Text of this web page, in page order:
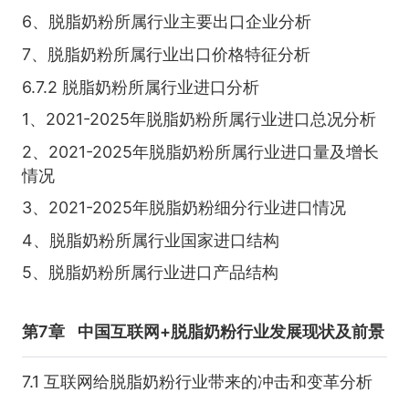
6、脱脂奶粉所属行业主要出口企业分析
7、脱脂奶粉所属行业出口价格特征分析
6.7.2 脱脂奶粉所属行业进口分析
1、2021-2025年脱脂奶粉所属行业进口总况分析
2、2021-2025年脱脂奶粉所属行业进口量及增长
情况
3、2021-2025年脱脂奶粉细分行业进口情况
4、脱脂奶粉所属行业国家进口结构
5、脱脂奶粉所属行业进口产品结构
第7章 中国互联网+脱脂奶粉行业发展现状及前景
7.1 互联网给脱脂奶粉行业带来的冲击和变革分析